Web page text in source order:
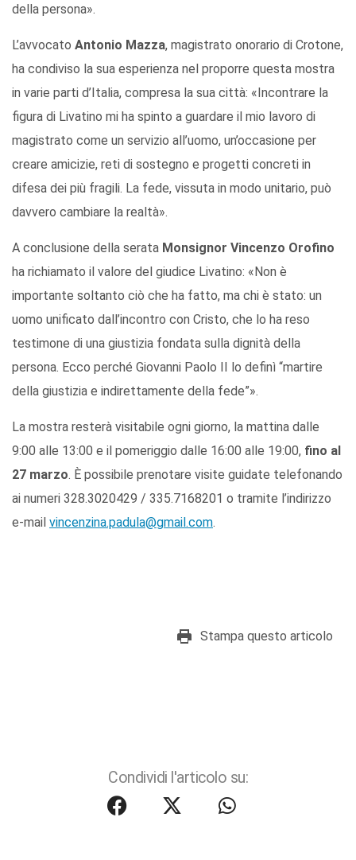
della persona».
L’avvocato Antonio Mazza, magistrato onorario di Crotone,
ha condiviso la sua esperienza nel proporre questa mostra
in varie parti d’Italia, compresa la sua città: «Incontrare la
figura di Livatino mi ha spinto a guardare il mio lavoro di
magistrato come un servizio all’uomo, un’occasione per
creare amicizie, reti di sostegno e progetti concreti in
difesa dei più fragili. La fede, vissuta in modo unitario, può
davvero cambiare la realtà».
A conclusione della serata Monsignor Vincenzo Orofino
ha richiamato il valore del giudice Livatino: «Non è
importante soltanto ciò che ha fatto, ma chi è stato: un
uomo unificato dall’incontro con Cristo, che lo ha reso
testimone di una giustizia fondata sulla dignità della
persona. Ecco perché Giovanni Paolo II lo definì “martire
della giustizia e indirettamente della fede”».
La mostra resterà visitabile ogni giorno, la mattina dalle
9:00 alle 13:00 e il pomeriggio dalle 16:00 alle 19:00, fino al
27 marzo. È possibile prenotare visite guidate telefonando
ai numeri 328.3020429 / 335.7168201 o tramite l’indirizzo
e-mail vincenzina.padula@gmail.com.
Stampa questo articolo
Condividi l'articolo su: